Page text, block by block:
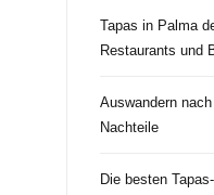
Tapas in Palma
Restaurants und
Auswandern
Nachteile
Die besten